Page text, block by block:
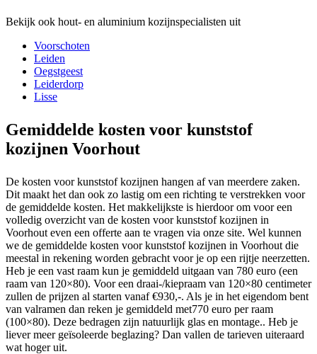
Bekijk ook hout- en aluminium kozijnspecialisten uit
Voorschoten
Leiden
Oegstgeest
Leiderdorp
Lisse
Gemiddelde kosten voor kunststof
kozijnen Voorhout
De kosten voor kunststof kozijnen hangen af van meerdere zaken.
Dit maakt het dan ook zo lastig om een richting te verstrekken voor
de gemiddelde kosten. Het makkelijkste is hierdoor om voor een
volledig overzicht van de kosten voor kunststof kozijnen in
Voorhout even een offerte aan te vragen via onze site. Wel kunnen
we de gemiddelde kosten voor kunststof kozijnen in Voorhout die
meestal in rekening worden gebracht voor je op een rijtje neerzetten.
Heb je een vast raam kun je gemiddeld uitgaan van 780 euro (een
raam van 120×80). Voor een draai-/kiepraam van 120×80 centimeter
zullen de prijzen al starten vanaf €930,-. Als je in het eigendom bent
van valramen dan reken je gemiddeld met770 euro per raam
(100×80). Deze bedragen zijn natuurlijk glas en montage.. Heb je
liever meer geïsoleerde beglazing? Dan vallen de tarieven uiteraard
wat hoger uit.